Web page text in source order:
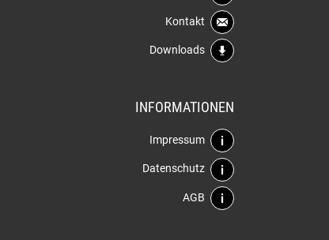
Kontakt
Downloads
INFORMATIONEN
Impressum
Datenschutz
AGB